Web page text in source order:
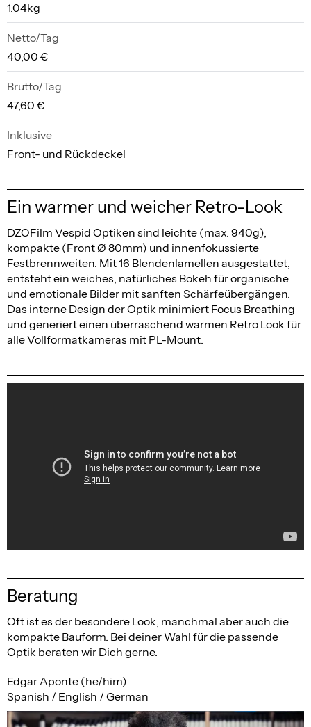
1.04kg
Netto/Tag
40,00 €
Brutto/Tag
47,60 €
Inklusive
Front- und Rückdeckel
Ein warmer und weicher Retro-Look
DZOFilm Vespid Optiken sind leichte (max. 940g),
kompakte (Front Ø 80mm) und innenfokussierte
Festbrennweiten. Mit 16 Blendenlamellen ausgestattet,
entsteht ein weiches, natürliches Bokeh für organische
und emotionale Bilder mit sanften Schärfeübergängen.
Das interne Design der Optik minimiert Focus Breathing
und generiert einen überraschend warmen Retro Look für
alle Vollformatkameras mit PL-Mount.
Beratung
Oft ist es der besondere Look, manchmal aber auch die
kompakte Bauform. Bei deiner Wahl für die passende
Optik beraten wir Dich gerne.
Edgar Aponte (he/him)
Spanish / English / German